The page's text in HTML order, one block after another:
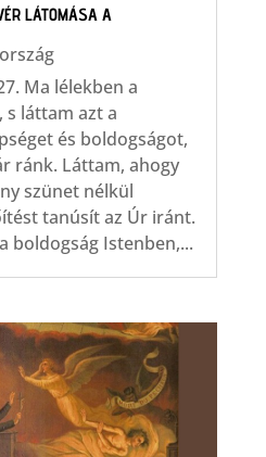
LÁTOMÁSA A
Ma lélekben a
s láttam azt a
és boldogságot,
ránk. Láttam, ahogy
szünet nélkül
tanúsít az Úr iránt.
boldogság Istenben,...